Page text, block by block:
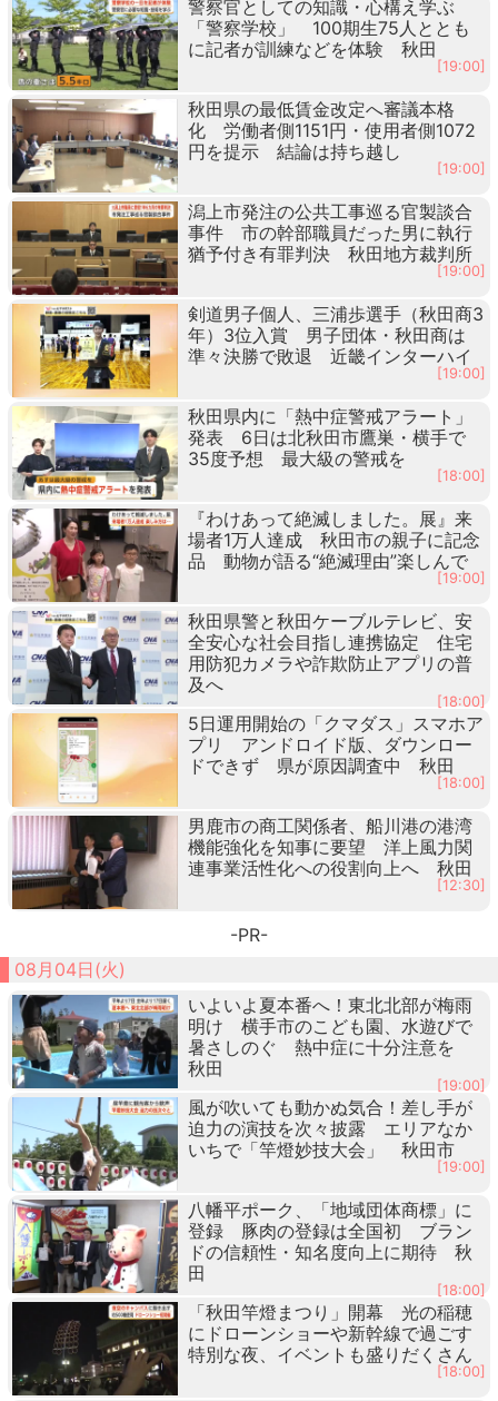
警察官としての知識・心構え学ぶ
「警察学校」 100期生75人ととも
に記者が訓練などを体験 秋田
[19:00]
秋田県の最低賃金改定へ審議本格
化 労働者側1151円・使用者側1072
円を提示 結論は持ち越し
[19:00]
潟上市発注の公共工事巡る官製談合
事件 市の幹部職員だった男に執行
猶予付き有罪判決 秋田地方裁判所
[19:00]
剣道男子個人、三浦歩選手（秋田商3
年）3位入賞 男子団体・秋田商は
準々決勝で敗退 近畿インターハイ
[19:00]
秋田県内に「熱中症警戒アラート」
発表 6日は北秋田市鷹巣・横手で
35度予想 最大級の警戒を
[18:00]
『わけあって絶滅しました。展』来
場者1万人達成 秋田市の親子に記念
品 動物が語る“絶滅理由”楽しんで
[19:00]
秋田県警と秋田ケーブルテレビ、安
全安心な社会目指し連携協定 住宅
用防犯カメラや詐欺防止アプリの普
及へ
[18:00]
5日運用開始の「クマダス」スマホア
プリ アンドロイド版、ダウンロー
ドできず 県が原因調査中 秋田
[18:00]
男鹿市の商工関係者、船川港の港湾
機能強化を知事に要望 洋上風力関
連事業活性化への役割向上へ 秋田
[12:30]
-PR-
08月04日(火)
いよいよ夏本番へ！東北北部が梅雨
明け 横手市のこども園、水遊びで
暑さしのぐ 熱中症に十分注意を
秋田
[19:00]
風が吹いても動かぬ気合！差し手が
迫力の演技を次々披露 エリアなか
いちで「竿燈妙技大会」 秋田市
[19:00]
八幡平ポーク、「地域団体商標」に
登録 豚肉の登録は全国初 ブラン
ドの信頼性・知名度向上に期待 秋
田
[18:00]
「秋田竿燈まつり」開幕 光の稲穂
にドローンショーや新幹線で過ごす
特別な夜、イベントも盛りだくさん
[18:00]